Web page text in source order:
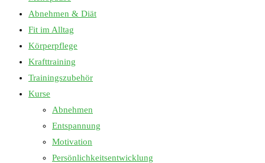
Abnehmen & Diät
Fit im Alltag
Körperpflege
Krafttraining
Trainingszubehör
Kurse
Abnehmen
Entspannung
Motivation
Persönlichkeitsentwicklung